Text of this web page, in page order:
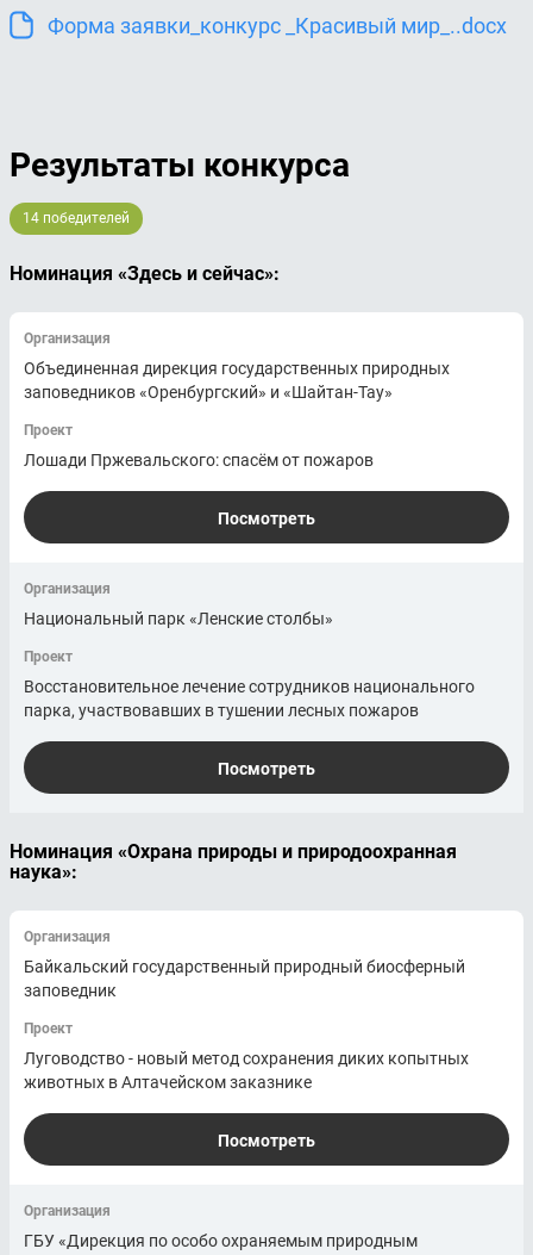
Форма заявки_конкурс _Красивый мир_..docx
Результаты конкурса
14 победителей
Номинация «Здесь и сейчас»:
Организация
Объединенная дирекция государственных природных
заповедников «Оренбургский» и «Шайтан-Тау»
Проект
Лошади Пржевальского: спасём от пожаров
Посмотреть
Организация
Национальный парк «Ленские столбы»
Проект
Восстановительное лечение сотрудников национального
парка, участвовавших в тушении лесных пожаров
Посмотреть
Номинация «Охрана природы и природоохранная
наука»:
Организация
Байкальский государственный природный биосферный
заповедник
Проект
Луговодство - новый метод сохранения диких копытных
животных в Алтачейском заказнике
Посмотреть
Организация
ГБУ «Дирекция по особо охраняемым природным